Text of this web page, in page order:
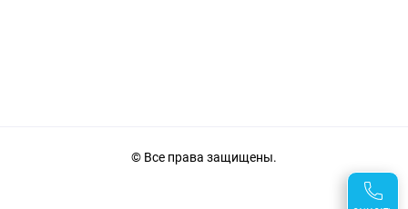
© Все права защищены.